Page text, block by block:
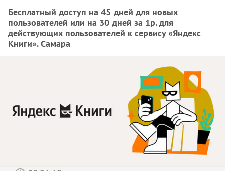
Бесплатный доступ на 45 дней для новых
пользователей или на 30 дней за 1р. для
действующих пользователей к сервису «Яндекс
Книги». Самара